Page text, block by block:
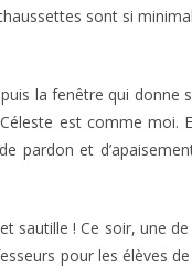
sont si
la fenêtre qui donne
est comme moi.
pardon et
sautille ! Ce soir, une
pour les élèves